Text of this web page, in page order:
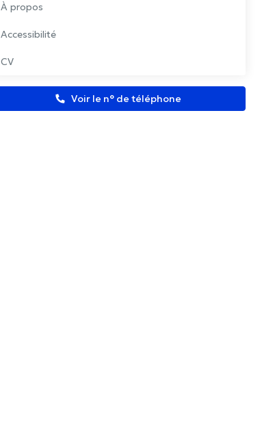
À propos
Accessibilité
CV
Voir le n° de téléphone